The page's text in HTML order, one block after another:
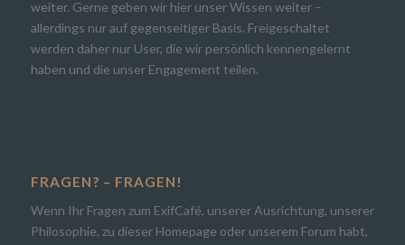
weiter. Gerne geben wir hier unser Wissen weiter –
allerdings nur auf gegenseitiger Basis. Freigeschaltet
werden daher nur User, die wir persönlich kennengelernt
haben und die unser Engagement teilen.
FRAGEN? – FRAGEN!
Wenn Ihr Fragen zum ExifCafé, unserer Ausrichtung, unserer
Philosophie, zu dieser Homepage oder unserem Forum habt,